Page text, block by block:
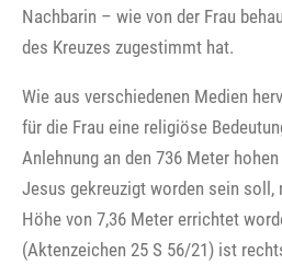
Nachbarin – wie von der Frau
des Kreuzes zugestimmt hat.
Wie aus verschiedenen Medien
für die Frau eine religiöse
Anlehnung an den 736 Meter
Jesus gekreuzigt worden sein
Höhe von 7,36 Meter errichtet
(Aktenzeichen 25 S 56/21) ist